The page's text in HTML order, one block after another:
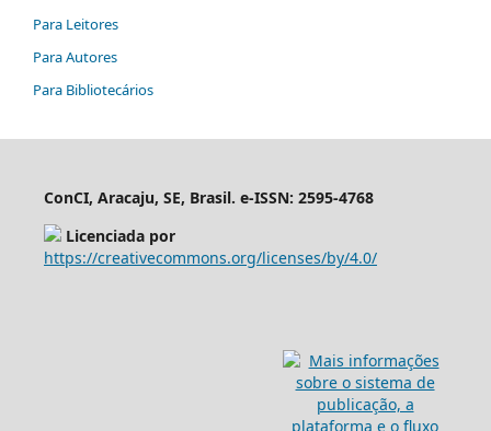
Para Leitores
Para Autores
Para Bibliotecários
ConCI, Aracaju, SE, Brasil. e-ISSN: 2595-4768
Licenciada por
https://creativecommons.org/licenses/by/4.0/